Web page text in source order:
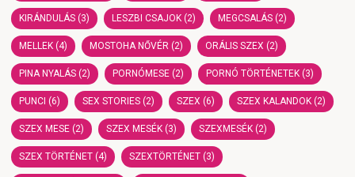
KIRÁNDULÁS (3) LESZBI CSAJOK (2) MEGCSALÁS (2)
MELLEK (4) MOSTOHA NŐVÉR (2) ORÁLIS SZEX (2)
PINA NYALÁS (2) PORNÓMESE (2) PORNÓ TÖRTÉNETEK (3)
PUNCI (6) SEX STORIES (2) SZEX (6) SZEX KALANDOK (2)
SZEX MESE (2) SZEX MESÉK (3) SZEXMESÉK (2)
SZEX TÖRTÉNET (4) SZEXTÖRTÉNET (3)